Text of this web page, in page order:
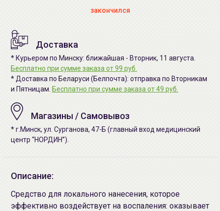
закончился
Доставка
* Курьером по Минску: ближайшая - Вторник, 11 августа.
Бесплатно при сумме заказа от 99 руб.
* Доставка по Беларуси (Белпочта): отправка по Вторникам
и Пятницам. Бесплатно при сумме заказа от 49 руб.
Магазины / Самовывоз
* г.Минск, ул. Сурганова, 47-Б (главный вход медицинский
центр “НОРДИН”).
Описание:
Средство для локального нанесения, которое
эффективно воздействует на воспаления: оказывает